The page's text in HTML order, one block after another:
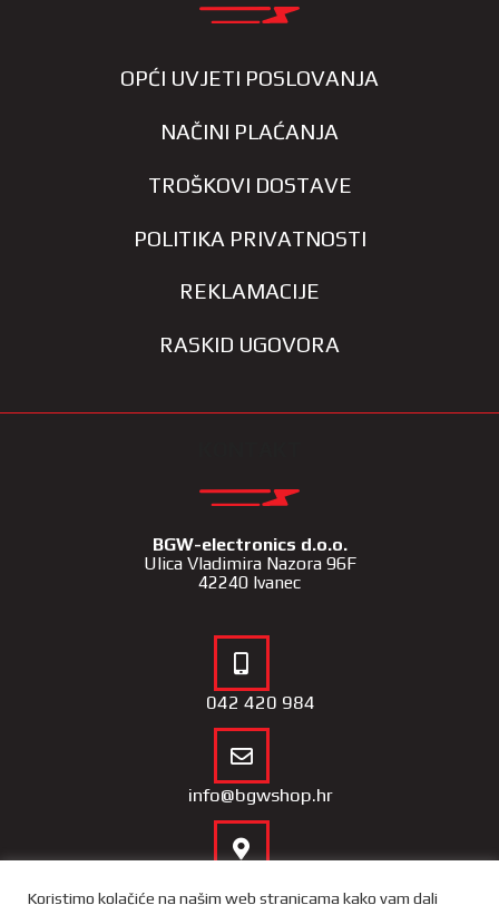
OPĆI UVJETI POSLOVANJA
NAČINI PLAĆANJA
TROŠKOVI DOSTAVE
POLITIKA PRIVATNOSTI
REKLAMACIJE
RASKID UGOVORA
BGW-electronics d.o.o.
Ulica Vladimira Nazora 96F
42240 Ivanec
042 420 984
info@bgwshop.hr
Koristimo kolačiće na našim web stranicama kako vam dali